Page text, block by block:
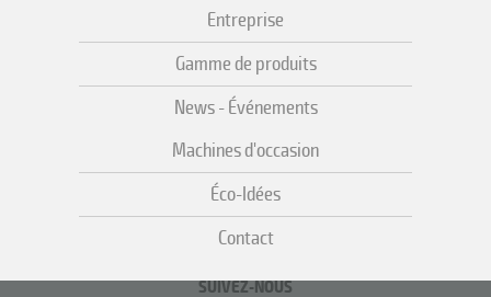
Entreprise
Gamme de produits
News - Événements
Machines d'occasion
Éco-Idées
Contact
SUIVEZ-NOUS